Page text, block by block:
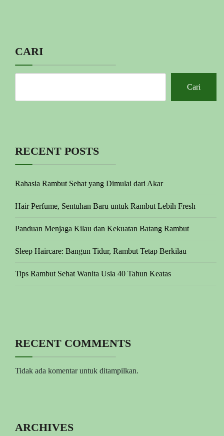
CARI
Cari
RECENT POSTS
Rahasia Rambut Sehat yang Dimulai dari Akar
Hair Perfume, Sentuhan Baru untuk Rambut Lebih Fresh
Panduan Menjaga Kilau dan Kekuatan Batang Rambut
Sleep Haircare: Bangun Tidur, Rambut Tetap Berkilau
Tips Rambut Sehat Wanita Usia 40 Tahun Keatas
RECENT COMMENTS
Tidak ada komentar untuk ditampilkan.
ARCHIVES